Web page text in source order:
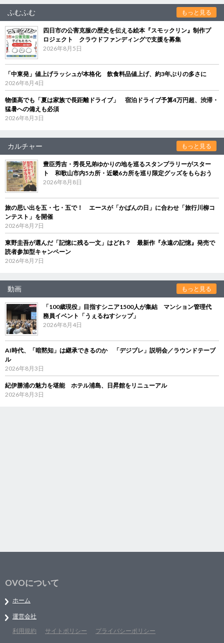
ふむふむ もっと見る
四日市の公害克服の歴史を伝える絵本『スモックリン』制作プ
ロジェクト クラウドファンディングで支援を募集
2026年8月5日
「中東発」値上げラッシュが本格化 飲食料品値上げ、約3年ぶりの多さに
2026年8月4日
物価高でも「夏は家族で長距離ドライブ」 宿泊ドライブ予算4万円超、渋滞・
猛暑への備えも必須
2026年8月3日
カルチャー もっと見る
豊臣秀吉・秀長兄弟ゆかりの地を巡るスタンプラリーがスター
ト 和歌山市内5カ所・近畿6カ所を巡り限定グッズをもらおう
2026年8月8日
旅の思い出を五・七・五で！ エースが「かばんの日」に合わせ「旅行川柳コ
ンテスト」を開催
2026年8月7日
東野圭吾が選んだ「記憶に残る一文」はどれ？ 最新作『永遠の記憶』発売で
読者参加型キャンペーン
2026年8月7日
動画 もっと見る
「100歳現役」目指すシニア1500人が集結 マンション管理代
務員イベント「うぇるねすシップ」
2026年8月4日
AI時代、「暗黙知」は継承できるのか 「デジブレ」説明会／ラウンドテーブ
ル
2026年8月3日
紀伊勝浦の魅力を堪能 ホテル浦島、日昇館をリニューアル
2026年8月3日
OVOについて
ホーム
運営会社
利用規約
サイトポリシー プライバシーポリシー